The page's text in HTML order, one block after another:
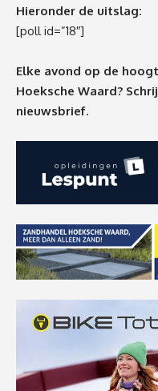
Hieronder de uitslag:
[poll id=”18″]
Elke avond op de
Hoeksche Waard?
nieuwsbrief.